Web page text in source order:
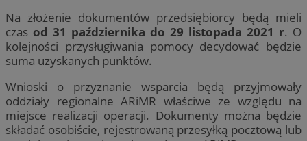
Na złożenie dokumentów przedsiębiorcy będą mieli
czas od 31 października do 29 listopada 2021 r. O
kolejności przysługi­wania pomocy decydować będzie
suma uzyskanych punktów.
Wnioski o przyznanie wsparcia będą przyjmowały
oddziały regionalne ARiMR właściwe ze względu na
miejsce realizacji operacji. Dokumenty można będzie
składać osobiście, rejestrowaną przesyłką pocztową lub